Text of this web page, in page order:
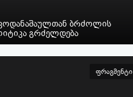
ბრძოლის
გრძელდება
ფრაგმენტი